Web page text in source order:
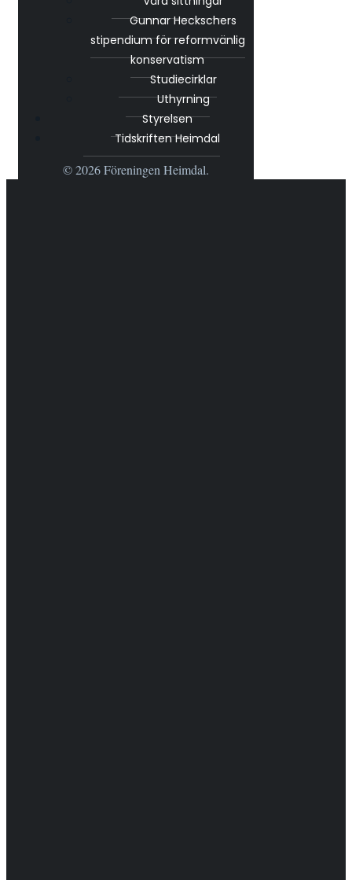
Gunnar Heckschers
stipendium för reformvänlig
konservatism
Studiecirklar
Uthyrning
Styrelsen
Tidskriften Heimdal
© 2026 Föreningen Heimdal.